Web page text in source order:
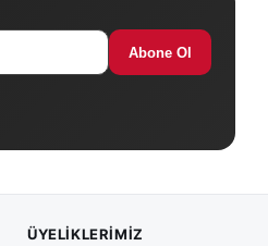
Abone Ol
ÜYELIKLERIMIZ